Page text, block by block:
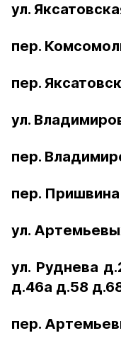
ул.
пер.
пер.
ул.
пер.
пер. Пришвина
ул.
ул. Руднева
д.46а д.58
пер.